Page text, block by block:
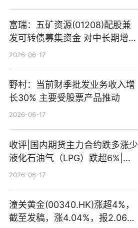
富瑞：五矿资源(01208)配股兼
发可转债募集资金 对中长期增长
和战略定位正面|当前焦点
2026-06-17
野村：当前财季批发业务收入增
长30% 主要受股票产品推动
2026-06-17
收评|国内期货主力合约跌多涨少
液化石油气（LPG）跌超6%|头
条焦点
2026-06-17
潼关黄金(00340.HK)涨超4%，
截至发稿，涨4.04%，报2.06港